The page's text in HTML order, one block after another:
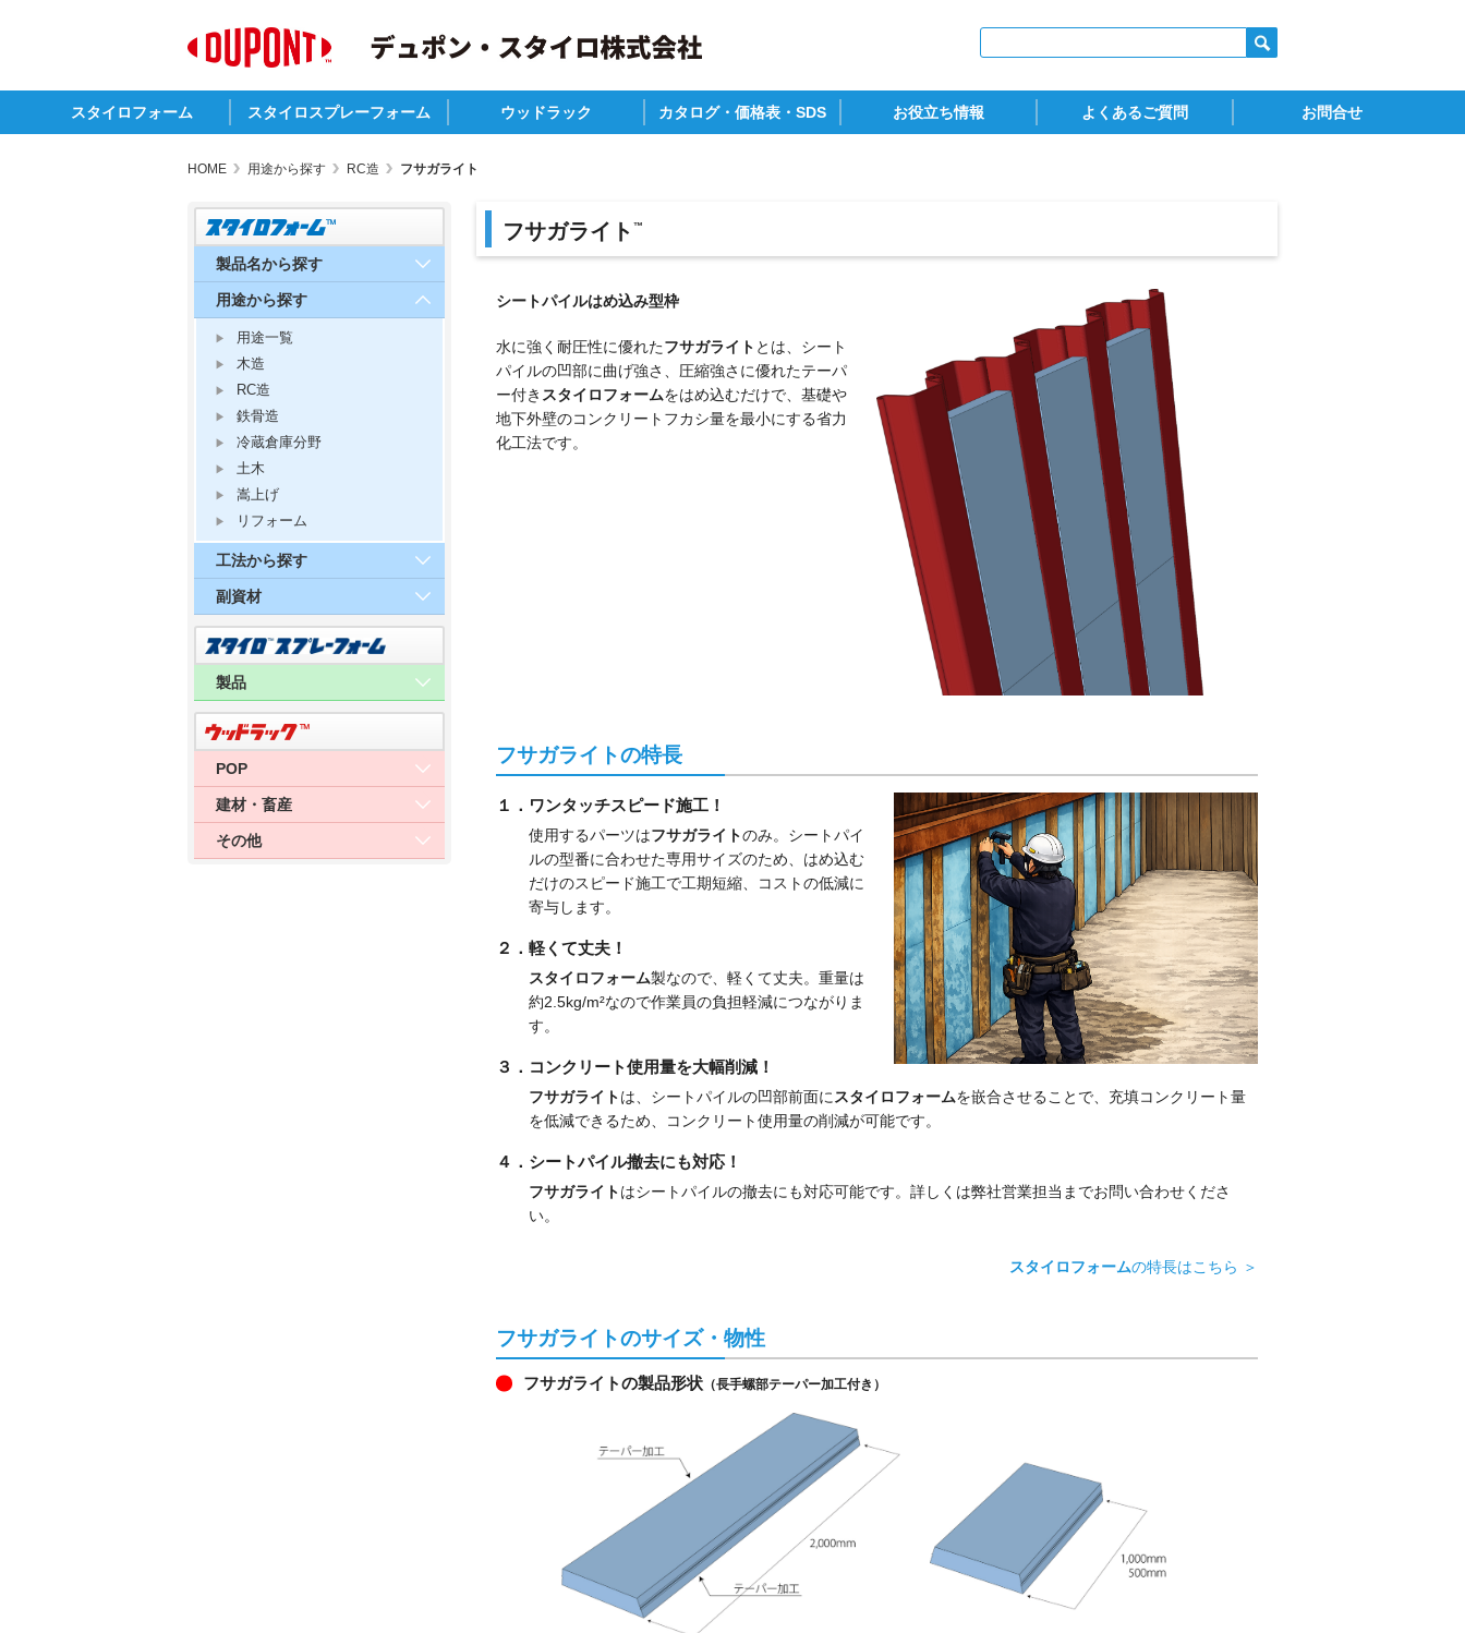
スタイロフォーム スタイロスプレーフォーム ウッドラック カタログ・価格表・SDS お役立ち情報 よくあるご質問 お問合せ
HOME 用途から探す RC造 フサガライト
フサガライト ™
シートパイルはめ込み型枠
水に強く耐圧性に優れたフサガライト とは、シート
パイルの凹部に曲げ強さ、圧縮強さに優れたテーパ
ー付き スタイロフォームをはめ込むだけで、基礎や
地下外壁のコンクリートフカシ量を最小にする省力
化工法です。
フサガライトの特長
１．ワンタッチスピード施工！
使用するパーツはフサガライトのみ。シートパイ
ルの型番に合わせた専用サイズのため、はめ込む
だけのスピード施工で工期短縮、コストの低減に
寄与します。
２．軽くて丈夫！
スタイロフォーム製なので、軽くて丈夫。重量は
約2.5kg/m²なので作業員の負担軽減につながりま
す。
３．コンクリート使用量を大幅削減！
フサガライトは、シートパイルの凹部前面に スタイロフォームを嵌合させることで、充填コンクリート量
を低減できるため、コンクリート使用量の削減が可能です。
４．シートパイル撤去にも対応！
フサガライトはシートパイルの撤去にも対応可能です。詳しくは弊社営業担当までお問い合わせくださ
い。
スタイロフォームの特長はこちら ＞
フサガライトのサイズ・物性
フサガライトの製品形状 （長手螺部テーパー加工付き）
製品名から探す
用途から探す
用途一覧
木造
RC造
鉄骨造
冷蔵倉庫分野
土木
嵩上げ
リフォーム
工法から探す
副資材
製品
POP
建材・畜産
その他